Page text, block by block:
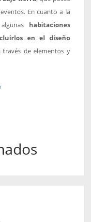
En cuanto a la
habitaciones
en el diseño
través de elementos y